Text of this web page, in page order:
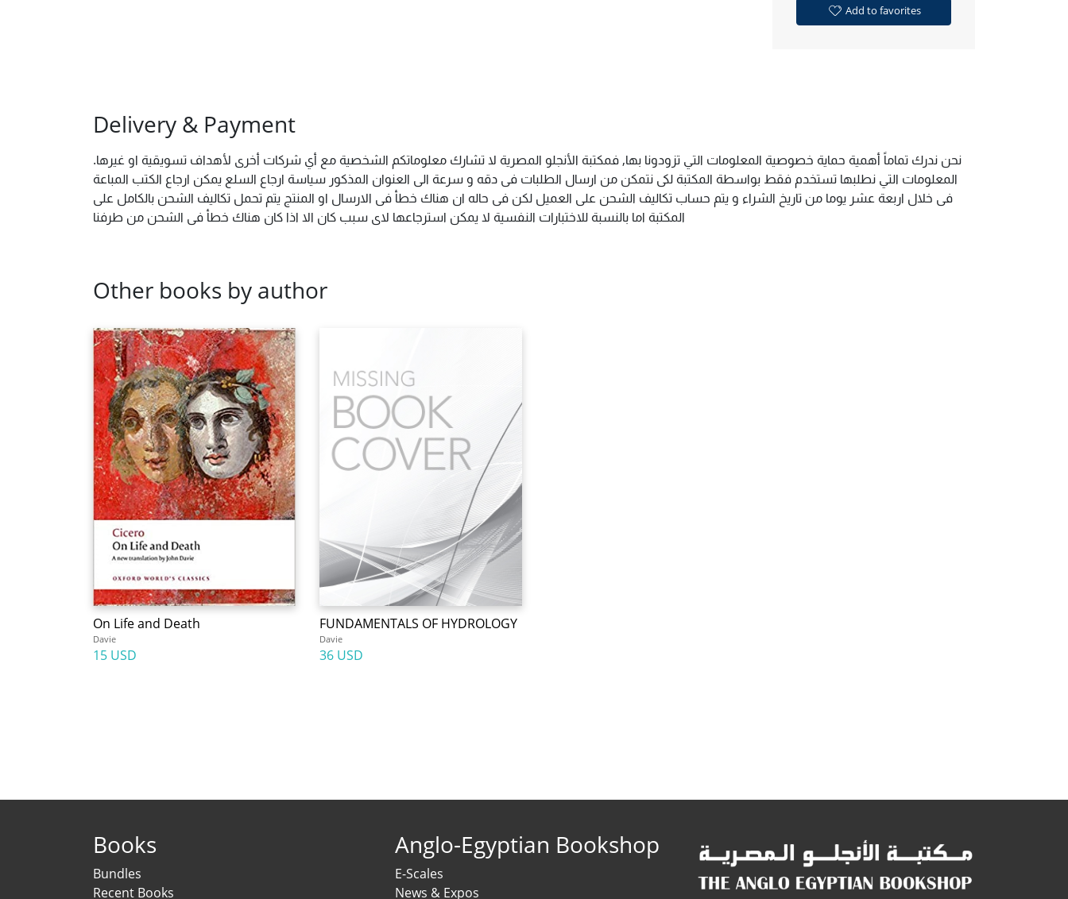
Add to favorites
Delivery & Payment
نحن ندرك تماماً أهمية حماية خصوصية المعلومات التي تزودونا بها, فمكتبة الأنجلو المصرية لا تشارك معلوماتكم الشخصية مع أي شركات أخرى لأهداف تسويقية او غيرها.
المعلومات التي نطلبها تستخدم فقط بواسطة المكتبة لكى نتمكن من ارسال الطلبات فى دقه و سرعة الى العنوان المذكور سياسة ارجاع السلع يمكن ارجاع الكتب المباعة
فى خلال اربعة عشر يوما من تاريخ الشراء و يتم حساب تكاليف الشحن على العميل لكن فى حاله ان هناك خطأ فى الارسال او المنتج يتم تحمل تكاليف الشحن بالكامل على
المكتبة اما بالنسبة للاختبارات النفسية لا يمكن استرجاعها لاى سبب كان الا اذا كان هناك خطأ فى الشحن من طرفنا
Other books by author
On Life and Death
Davie
15 USD
FUNDAMENTALS OF HYDROLOGY
Davie
36 USD
Books
Bundles
Recent Books
Anglo-Egyptian Bookshop
E-Scales
News & Expos